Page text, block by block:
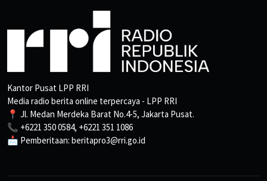
Kantor Pusat LPP RRI
Media radio berita online terpercaya - LPP RRI
📍 Jl. Medan Merdeka Barat No.4-5, Jakarta Pusat.
📞 +6221 350 0584, +6221 351 1086
📩 Pemberitaan: beritapro3@rri.go.id